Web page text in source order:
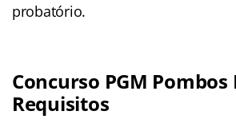
probatório.
Concurso PGM Pombos
Requisitos